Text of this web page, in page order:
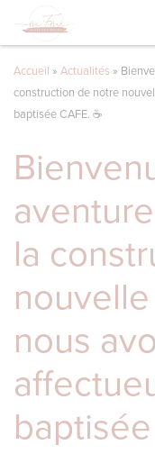
Accueil » Actualités »
construction de notre
baptisée CAFE. ☕️
la
nous